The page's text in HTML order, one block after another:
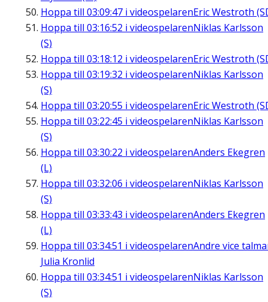
Hoppa till 03:09:47 i videospelarenEric Westroth
Hoppa till 03:16:52 i videospelarenNiklas Karlsson
(S)
Hoppa till 03:18:12 i videospelarenEric Westroth
Hoppa till 03:19:32 i videospelarenNiklas Karlsson
(S)
Hoppa till 03:20:55 i videospelarenEric Westroth
Hoppa till 03:22:45 i videospelarenNiklas Karlsson
(S)
Hoppa till 03:30:22 i videospelarenAnders Ekegren
(L)
Hoppa till 03:32:06 i videospelarenNiklas Karlsson
(S)
Hoppa till 03:33:43 i videospelarenAnders Ekegren
(L)
Hoppa till 03:34:51 i videospelarenAndre vice
Julia Kronlid
Hoppa till 03:34:51 i videospelarenNiklas Karlsson
(S)